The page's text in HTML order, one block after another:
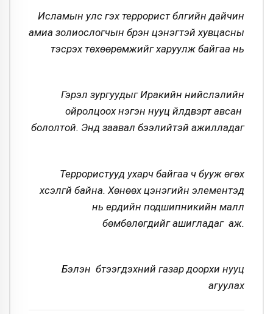
Исламын улс гэх террорист бүлгийн дайчин
амиа золиослогчын бүрэн цэнэгтэй хувцасны
тэсрэх төхөөрөмжийг харуулж байгаа нь
Гэрэл зургуудыг Иракийн нийслэлийн
ойролцоох нэгэн нууц үйлдвэрт авсан
бололтой. Энд заавал бээлийтэй ажилладаг
Террористууд ухарч байгаа ч бууж өгөх
хүсэлгүй байна. Хөнөөх цэнэгийн элементэд
нь ердийн подшипникийн малл
бөмбөлөгүүдийг ашигладаг аж.
Бэлэн бүтээгдэхүүний газар доорхи нууц
агуулах